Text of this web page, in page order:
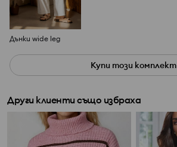
Дънки wide leg
Купи този комплект
Други клиенти също избраха